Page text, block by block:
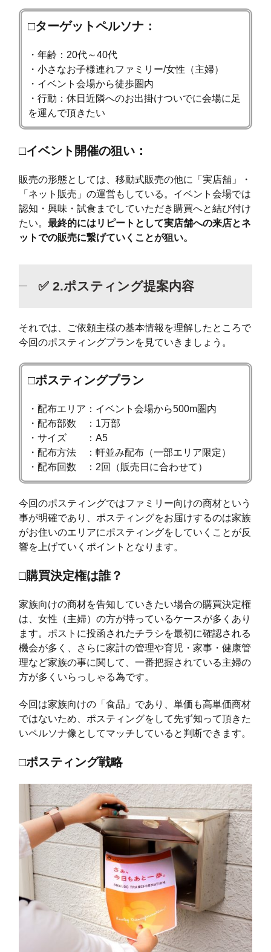
□ターゲットペルソナ：
・年齢：20代～40代
・小さなお子様連れファミリー/女性（主婦）
・イベント会場から徒歩圏内
・行動：休日近隣へのお出掛けついでに会場に足
を運んで頂きたい
□イベント開催の狙い：
販売の形態としては、移動式販売の他に「実店舗」・
「ネット販売」の運営もしている。イベント会場では
認知・興味・試食までしていただき購買へと結び付け
たい。最終的にはリピートとして実店舗への来店とネ
ットでの販売に繋げていくことが狙い。
✅ 2.ポスティング提案内容
それでは、ご依頼主様の基本情報を理解したところで
今回のポスティングプランを見ていきましょう。
□ポスティングプラン
・配布エリア：イベント会場から500m圏内
・配布部数 ：1万部
・サイズ ：A5
・配布方法 ：軒並み配布（一部エリア限定）
・配布回数 ：2回（販売日に合わせて）
今回のポスティングではファミリー向けの商材という
事が明確であり、ポスティングをお届けするのは家族
がお住いのエリアにポスティングをしていくことが反
響を上げていくポイントとなります。
□購買決定権は誰？
家族向けの商材を告知していきたい場合の購買決定権
は、女性（主婦）の方が持っているケースが多くあり
ます。ポストに投函されたチラシを最初に確認される
機会が多く、さらに家計の管理や育児・家事・健康管
理など家族の事に関して、一番把握されている主婦の
方が多くいらっしゃる為です。
今回は家族向けの「食品」であり、単価も高単価商材
ではないため、ポスティングをして先ず知って頂きた
いペルソナ像としてマッチしていると判断できます。
□ポスティング戦略